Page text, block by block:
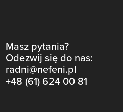
Masz pytania?
Odezwij się do nas:
radni@nefeni.pl
+48 (61) 624 00 81